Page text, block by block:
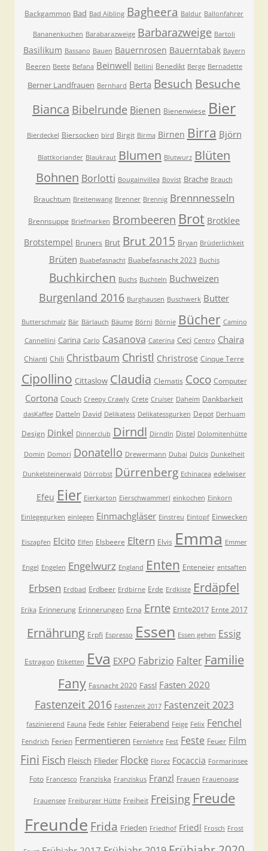
Backgammon Bad Bad Aibling Bagheera Baldur Ballonfahrer
Bananenkuchen Barabarazweige Barbarazweige Bartoli
Basilikum Bassano Bauen Bauernrosen Bauerntabak Bayern
Beeren Beete Befana Beinwell Bellini Benedikt Berge Bernadette
Berner Landfrauen Bernhard Berta Besuch Besuche
Bianca Bibelrunde Bienen Bienenwiese Bier
Bierdeckel Biersocken bird Birgit Birma Birnen Birra Björn
Blattkoriander Blaukraut Blumen Blutwurz Blüten
Bohnen Borlotti Bougainvillea Bovist Brache Brauch
Brauchtum Breitenwang Brenner Brennig Brennnesseln
Brennsuppe Briefmarken Brombeeren Brot Brotklee
Brotstempel Bruners Brut Brut 2015 Bryan Brüderlichkeit
Brüten Buabefasnacht Buabefasnacht 2023 Buchis
Buchkirchen Buchs Buchteln Buchweizen
Burgenland 2016 Burghausen Buschwerk Butter
Butterschmalz Bär Bärlauch Bäume Börni Börnie Bücher Camino
Cannellini Carina Carlo Casanova Caterina Ceci Centro Chaira
Chianti Chili Christbaum Christl Christrose Cinque Terre
Cipollino Cittaslow Claudia Clematis Coco Computer
Cortona Couch Creepy Crawly Crete Cruiser Daheim Dankbarkeit
dasKaffee Datteln David Delikatess Delikatessgurken Depot Derhuam
Design Dinkel Dinnerclub Dirndl Dirndln Distel Dolomitenhütte
Domin Domori Donatello Drewermann Dubai Dulcis Dunkelheit
Dunkelsteinerwald Dörrobst Dürrenberg Echinacea edelwiser
Efeu Eier Eierkarton Eierschwammerl einkochen Einkorn
Einlegegurken einlegen Einmachgläser Einstreu Eintopf Einwecken
Eiszapfen Elcito Elfen Elsbeere Eltern Elvis Emma Emmer
Engel Engelen Engelwurz England Enten Enteneier entsaften
Erbsen Erdbad Erdbeer Erdbirne Erde Erdkiste Erdäpfel
Erika Erinnerung Erinnerungen Erna Ernte Ernte2017 Ernte 2017
Ernährung Erpfi Espresso Essen Essen gehen Essig
Estragon Etiketten Eva EXPO Fabrizio Falter Familie
Fany Fasnacht 2020 Fassl Fasten 2020
Fastenzeit 2016 Fastenzeit 2017 Fastenzeit 2023
faszinierend Fauna Fede Fehler Feierabend Feige Felix Fenchel
Fendrich Ferien Fermentieren Fernlehre Fest Feste Feuer Film
Fini Fisch Fleisch Flieder Flocke Florez Focaccia Formarinsee
Foto Francesco Franziska Franziskus Franzl Frauen Frauenoase
Frauensee Freiburger Hütte Freiheit Freising Freude
Freunde Frida Frieden Friedhof Friedl Frosch Frost